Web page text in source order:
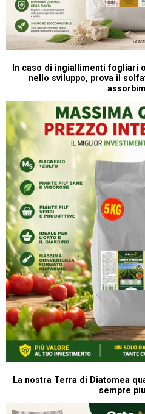
In caso di ingiallimenti fogliari
nello sviluppo, prova il
La nostra Terra di Diatomea
sempre